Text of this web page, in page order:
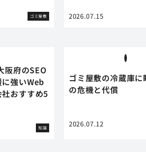
ゴミ屋敷 2026.07.15
阪府のSEO
強いWeb
おすすめ5
知識
ゴミ屋敷の冷蔵庫に
の危機と代償
2026.07.12